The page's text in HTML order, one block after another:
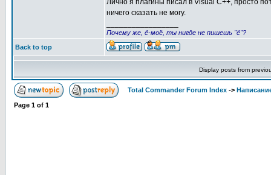
Лично я плагины писал в Visual C++, просто
ничего сказать не могу.
Почему же, ё-моё, ты нигде не пишешь "ё"?
Back to top
Display posts from
Total Commander Forum Index ->
Page 1 of 1